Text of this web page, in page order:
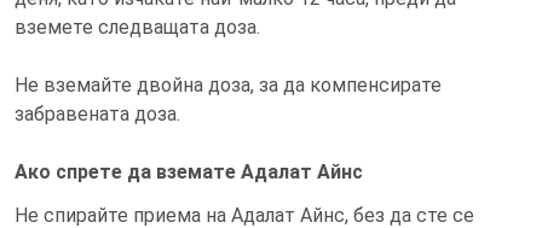
вземете следващата доза.
Не вземайте двойна доза, за да компенсирате
забравената доза.
Ако спрете да вземате Адалат Айнс
Не спирайте приема на Адалат Айнс, без да сте се